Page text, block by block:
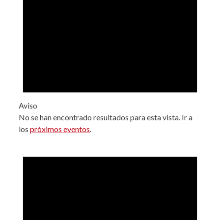
Aviso
No se han encontrado resultados para esta vista. Ir a
los próximos eventos.